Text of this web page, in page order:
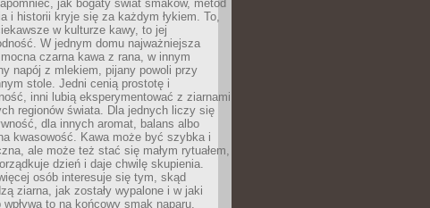
jak bogaty świat smaków, metod
i historii kryje się za każdym łykiem. To,
w kulturze kawy, to jej
W jednym domu najważniejsza
czarna kawa z rana, w innym
napój z mlekiem, pijany powoli przy
stole. Jedni cenią prostotę i
inni lubią eksperymentować z ziarnami
regionów świata. Dla jednych liczy się
dla innych aromat, balans albo
kwasowość. Kawa może być szybka i
ale może też stać się małym rytuałem,
dzień i daje chwilę skupienia.
osób interesuje się tym, skąd
ziarna, jak zostały wypalone i w jaki
wpływa to na końcowy smak naparu.